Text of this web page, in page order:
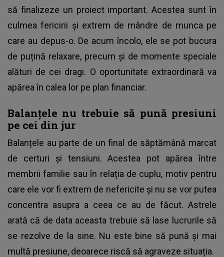
să finalizeze un proiect important. Acestea sunt în
culmea fericirii și extrem de mândre de munca pe
care au depus-o. De acum încolo, ele se pot bucura
de puțină relaxare, precum și de momente speciale
alături de cei dragi. O oportunitate extraordinară va
apărea în calea lor pe plan financiar.
Balanțele nu trebuie să pună presiuni
pe cei din jur
Balanțele au parte de un final de săptămână marcat
de certuri și tensiuni. Acestea pot apărea între
membrii familie sau în relația de cuplu, motiv pentru
care ele vor fi extrem de nefericite și nu se vor putea
concentra asupra a ceea ce au de făcut. Astrele
arată că de data aceasta trebuie să lase lucrurile să
se rezolve de la sine. Nu este bine să pună și mai
multă presiune, deoarece riscă să agraveze situația.